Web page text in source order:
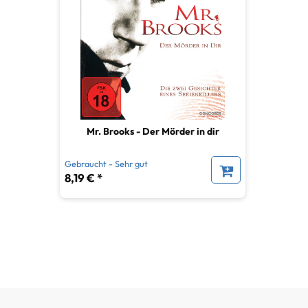
Mr. Brooks - Der Mörder in dir
Gebraucht - Sehr gut
8,19 € *